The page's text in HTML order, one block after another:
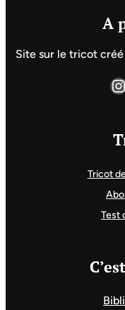
A
Site sur le tricot
Instagram
Tricot
Test